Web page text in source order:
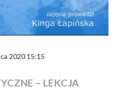
2020 15:15
– LEKCJA